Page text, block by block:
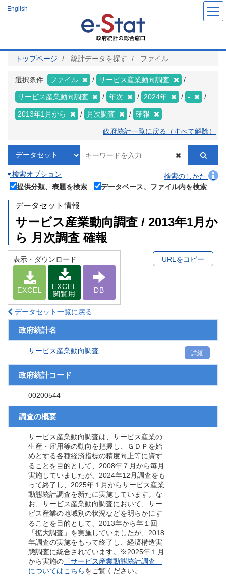
ツ
English
トップページ 統計データを探す ファイル
選択条件: ファイル サービス産業動向調査
サービス産業動向調査 年次 2024年 -
2013年1月から 月次調査 確報
政府統計一覧に戻る（すべて解除）
検索オプション
検索のしかた
提供分類、表題を検索
データベース、ファイル内を検索
データセット情報
サービス産業動向調査 / 2013年1月か
ら 月次調査 確報
表示・ダウンロード
EXCEL
EXCEL
閲覧用
DB
URLをコピー
データセット一覧に戻る
政府統計名
サービス産業動向調査 詳細
政府統計コード
00200544
調査の概要
サービス産業動向調査は、サービス産業の
生産・雇用等の動向を把握し、ＧＤＰを始
めとする各種経済指標の精度向上等に資す
ることを目的として、2008年７月から毎月
実施していましたが、2024年12月調査をも
って終了し、2025年１月からサービス産業
動態統計調査を新たに実施しています。な
お、サービス産業動向調査において、サー
ビス産業の地域別の状況などを明らかにす
ることを目的として、2013年から年１回
「拡大調査」を実施していましたが、2018
年調査の実施をもって終了し、経済構造実
態調査に統合されています。※2025年１月
から実施の 「サービス産業動態統計調査」
についてはこちらをご覧ください。